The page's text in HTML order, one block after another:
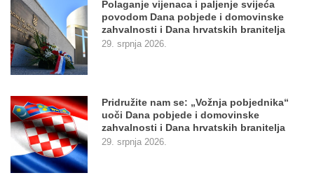
Polaganje vijenaca i paljenje svijeća
povodom Dana pobjede i domovinske
zahvalnosti i Dana hrvatskih branitelja
29. srpnja 2026.
Pridružite nam se: „Vožnja pobjednika“
uoči Dana pobjede i domovinske
zahvalnosti i Dana hrvatskih branitelja
29. srpnja 2026.